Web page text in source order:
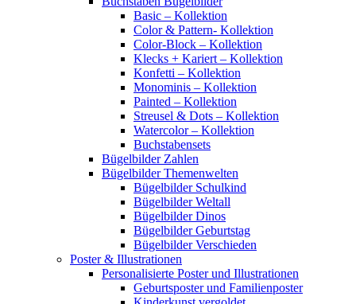
Basic – Kollektion
Color & Pattern- Kollektion
Color-Block – Kollektion
Klecks + Kariert – Kollektion
Konfetti – Kollektion
Monominis – Kollektion
Painted – Kollektion
Streusel & Dots – Kollektion
Watercolor – Kollektion
Buchstabensets
Bügelbilder Zahlen
Bügelbilder Themenwelten
Bügelbilder Schulkind
Bügelbilder Weltall
Bügelbilder Dinos
Bügelbilder Geburtstag
Bügelbilder Verschieden
Poster & Illustrationen
Personalisierte Poster und Illustrationen
Geburtsposter und Familienposter